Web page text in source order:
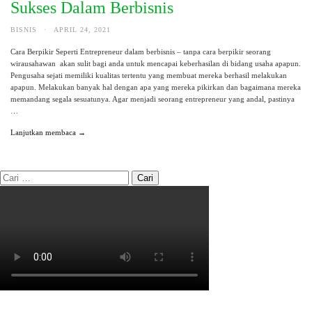
Sukses Dalam Berbisnis
BISNIS · APRIL 24, 2021
Cara Berpikir Seperti Entrepreneur dalam berbisnis – tanpa cara berpikir seorang
wirausahawan akan sulit bagi anda untuk mencapai keberhasilan di bidang usaha apapun.
Pengusaha sejati memiliki kualitas tertentu yang membuat mereka berhasil melakukan
apapun. Melakukan banyak hal dengan apa yang mereka pikirkan dan bagaimana mereka
memandang segala sesuatunya. Agar menjadi seorang entrepreneur yang andal, pastinya
Lanjutkan membaca →